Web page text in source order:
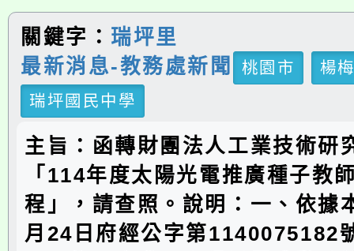
關鍵字： 瑞坪里
最新消息-教務處新聞
桃園市
楊
瑞坪國民中學
主旨：函轉財團法人工業技術研
「114年度太陽光電推廣種子教
程」，請查照。說明：一、依據
月24日府經公字第1140075182